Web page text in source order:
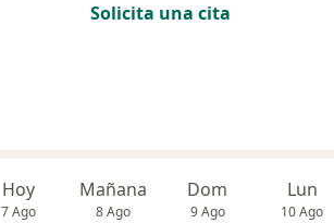
Solicita una cita
Hoy
7 Ago
Mañana
8 Ago
Dom
9 Ago
Lun
10 Ago